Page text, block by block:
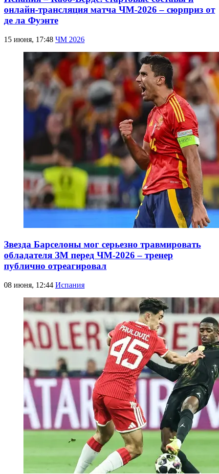
онлайн-трансляция матча ЧМ-2026 – сюрприз от
де ла Фуэнте
15 июня, 17:48 ЧМ 2026
Звезда Барселоны мог серьезно травмировать
обладателя ЗМ перед ЧМ-2026 – тренер
публично отреагировал
08 июня, 12:44 Испания